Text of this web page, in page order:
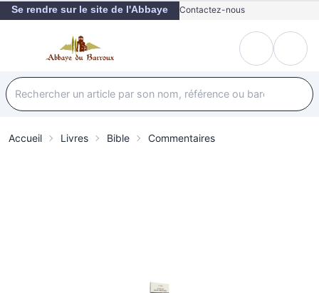
Se rendre sur le site de l'Abbaye Contactez-nous
Accueil Livres Bible Commentaires